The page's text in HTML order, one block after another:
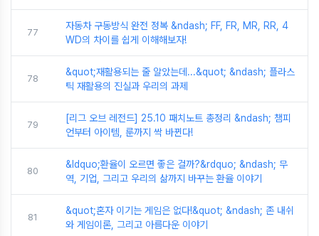
77
자동차 구동방식 완전 정복 &ndash; FF, FR, MR, RR, 4
WD의 차이를 쉽게 이해해보자!
78
&quot;재활용되는 줄 알았는데...&quot; &ndash; 플라스
틱 재활용의 진실과 우리의 과제
79
[리그 오브 레전드] 25.10 패치노트 총정리 &ndash; 챔피
언부터 아이템, 룬까지 싹 바뀐다!
80
&ldquo;환율이 오르면 좋은 걸까?&rdquo; &ndash; 무
역, 기업, 그리고 우리의 삶까지 바꾸는 환율 이야기
81
&quot;혼자 이기는 게임은 없다!&quot; &ndash; 존 내쉬
와 게임이론, 그리고 아름다운 이야기